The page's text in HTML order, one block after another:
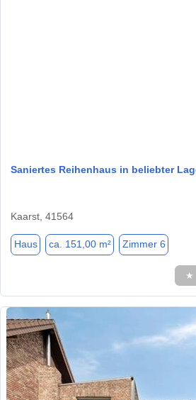
Saniertes Reihenhaus in beliebter
Kaarst, 41564
Haus ca. 151,00 m² Zimmer 6
★